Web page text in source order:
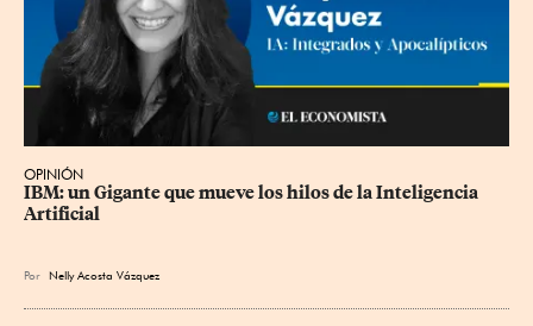
OPINIÓN
IBM: un Gigante que mueve los hilos de la Inteligencia
Artificial
Por Nelly Acosta Vázquez